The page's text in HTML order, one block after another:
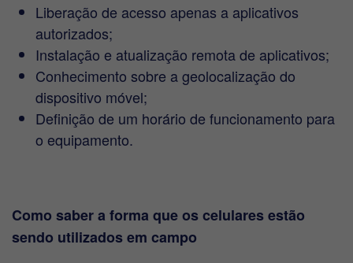
Liberação de acesso apenas a aplicativos
autorizados;
Instalação e atualização remota de aplicativos;
Conhecimento sobre a geolocalização do
dispositivo móvel;
Definição de um horário de funcionamento para
o equipamento.
Como saber a forma que os celulares estão
sendo utilizados em campo